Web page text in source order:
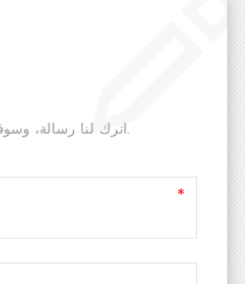
اترك لنا رسالة، وسوف نقوم بالرد عليك في أسرع وقت ممكن.